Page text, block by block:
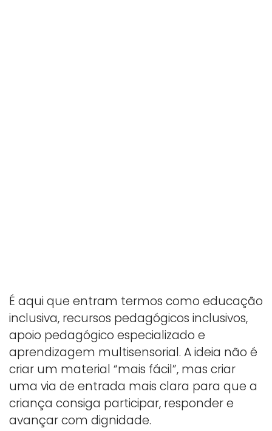
É aqui que entram termos como educação
inclusiva, recursos pedagógicos inclusivos,
apoio pedagógico especializado e
aprendizagem multisensorial. A ideia não é
criar um material “mais fácil”, mas criar
uma via de entrada mais clara para que a
criança consiga participar, responder e
avançar com dignidade.